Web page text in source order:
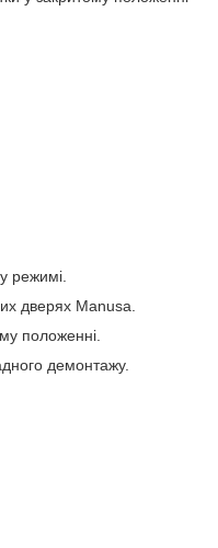
режимі.
дверях Manusa.
положенні.
демонтажу.